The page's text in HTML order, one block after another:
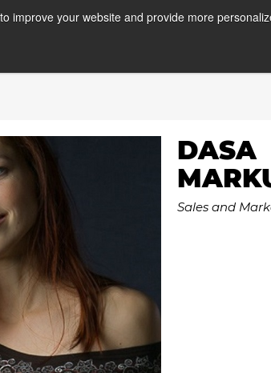
improve your website and provide more
DASA
Sales and